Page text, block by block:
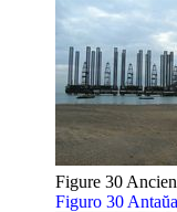
Figure 30
Figuro 30